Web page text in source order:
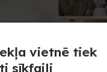
vietnē tiek
sīkfaili